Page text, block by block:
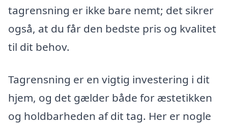
tagrensning er ikke bare nemt; det sikrer
også, at du får den bedste pris og kvalitet
til dit behov.
Tagrensning er en vigtig investering i dit
hjem, og det gælder både for æstetikken
og holdbarheden af dit tag. Her er nogle